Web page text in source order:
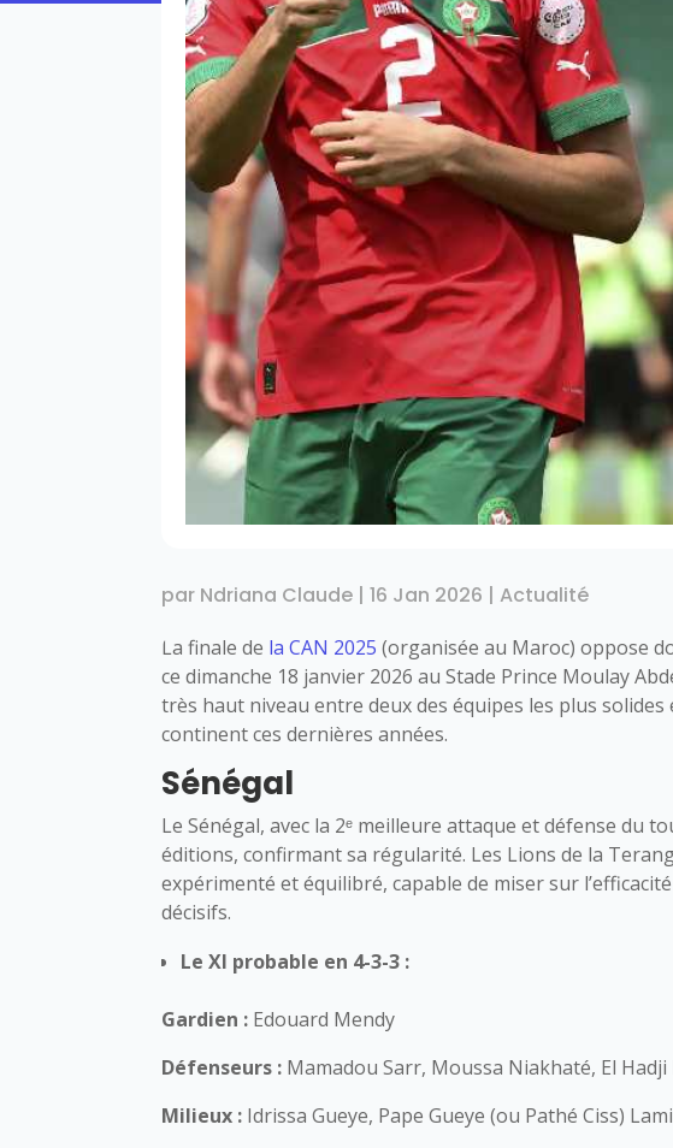
par Ndriana Claude |16 Jan 2026 |Actualité
La finale de la CAN 2025 (organisée au Maroc) oppose
ce dimanche 18 janvier 2026 au Stade Prince Moulay
très haut niveau entre deux des équipes les plus
continent ces dernières années.
Sénégal
Le Sénégal, avec la 2ᵉ meilleure attaque et défense du
éditions, confirmant sa régularité. Les Lions de la
expérimenté et équilibré, capable de miser sur
décisifs.
Le XI probable en 4-3-3 :
Gardien : Edouard Mendy
Défenseurs : Mamadou Sarr, Moussa Niakhaté, El
Milieux : Idrissa Gueye, Pape Gueye (ou Pathé Ciss)